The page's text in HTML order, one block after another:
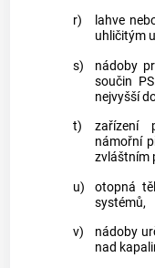
r)
lahve
uhličitým
s)
nádoby
součin
nejvyšší
t)
zařízení
námořní
zvláštním
u)
otopná
systémů,
v)
nádoby
nad